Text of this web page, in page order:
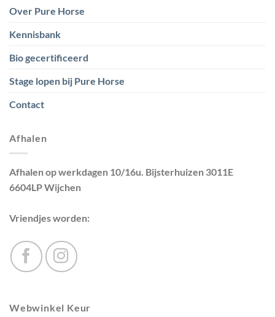
Over Pure Horse
Kennisbank
Bio gecertificeerd
Stage lopen bij Pure Horse
Contact
Afhalen
Afhalen op werkdagen 10/16u. Bijsterhuizen 3011E
6604LP Wijchen
Vriendjes worden:
Webwinkel Keur